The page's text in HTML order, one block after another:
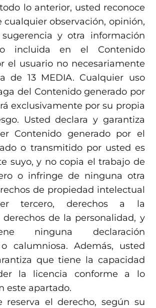
lo anterior, usted reconoce
cualquier observación, opinión,
y otra información
o incluida en el Contenido
el usuario no necesariamente
de 13 MEDIA. Cualquier uso
del Contenido generado por
exclusivamente por su propia
Usted declara y garantiza
Contenido generado por el
o transmitido por usted es
suyo, y no copia el trabajo de
o infringe de ninguna otra
de propiedad intelectual
tercero, derechos a la
de la personalidad, y
ninguna declaración
calumniosa. Además, usted
que tiene la capacidad
la licencia conforme a lo
este apartado.
reserva el derecho, según su